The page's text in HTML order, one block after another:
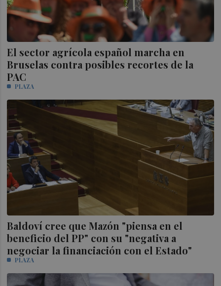
El sector agrícola español marcha en
Bruselas contra posibles recortes de la
PAC
PLAZA
Baldoví cree que Mazón "piensa en el
beneficio del PP" con su "negativa a
negociar la financiación con el Estado"
PLAZA